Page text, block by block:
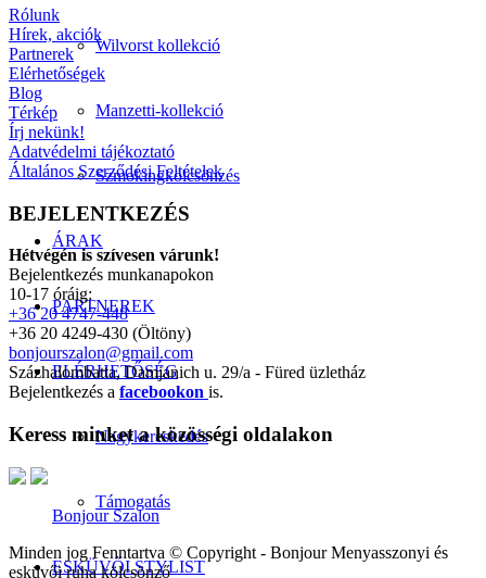
Wilvorst kollekció
Manzetti-kollekció
Szmokingkölcsönzés
ÁRAK
PARTNEREK
ELÉRHETŐSÉG
Nagykereskedés
Támogatás
ESKÜVŐI STYLIST
Rólunk
Hírek, akciók
Partnerek
Elérhetőségek
Blog
Térkép
Írj nekünk!
Adatvédelmi tájékoztató
Általános Szerződési Feltételek
BEJELENTKEZÉS
Hétvégén is szívesen várunk!
Bejelentkezés munkanapokon
10-17 óráig:
+36 20 4747-448
+36 20 4249-430 (Öltöny)
bonjourszalon@gmail.com
Százhalombatta, Damjanich u. 29/a - Füred üzletház
Bejelentkezés a facebookon is.
Keress minket a közösségi oldalakon
Bonjour Szalon
Minden jog Fenntartva © Copyright - Bonjour Menyasszonyi és
esküvői ruha kölcsönző